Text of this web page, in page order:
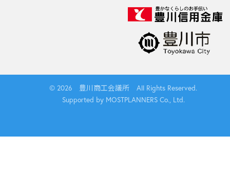
© 2026 豊川商工会議所 All Rights Reserved.
Supported by MOSTPLANNERS Co., Ltd.